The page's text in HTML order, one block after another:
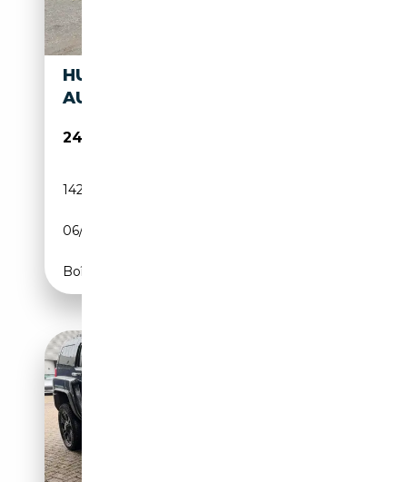
HUMMER H2
AUTOMATIK
24 500€
142 400 km
06/2008
Boîte automatique